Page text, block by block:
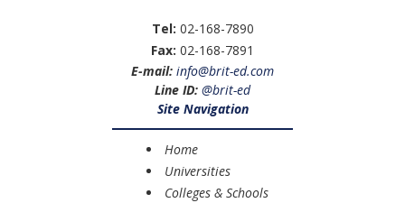
Tel: 02-168-7890
Fax: 02-168-7891
E-mail: info@brit-ed.com
Line ID: @brit-ed
Site Navigation
Home
Universities
Colleges & Schools